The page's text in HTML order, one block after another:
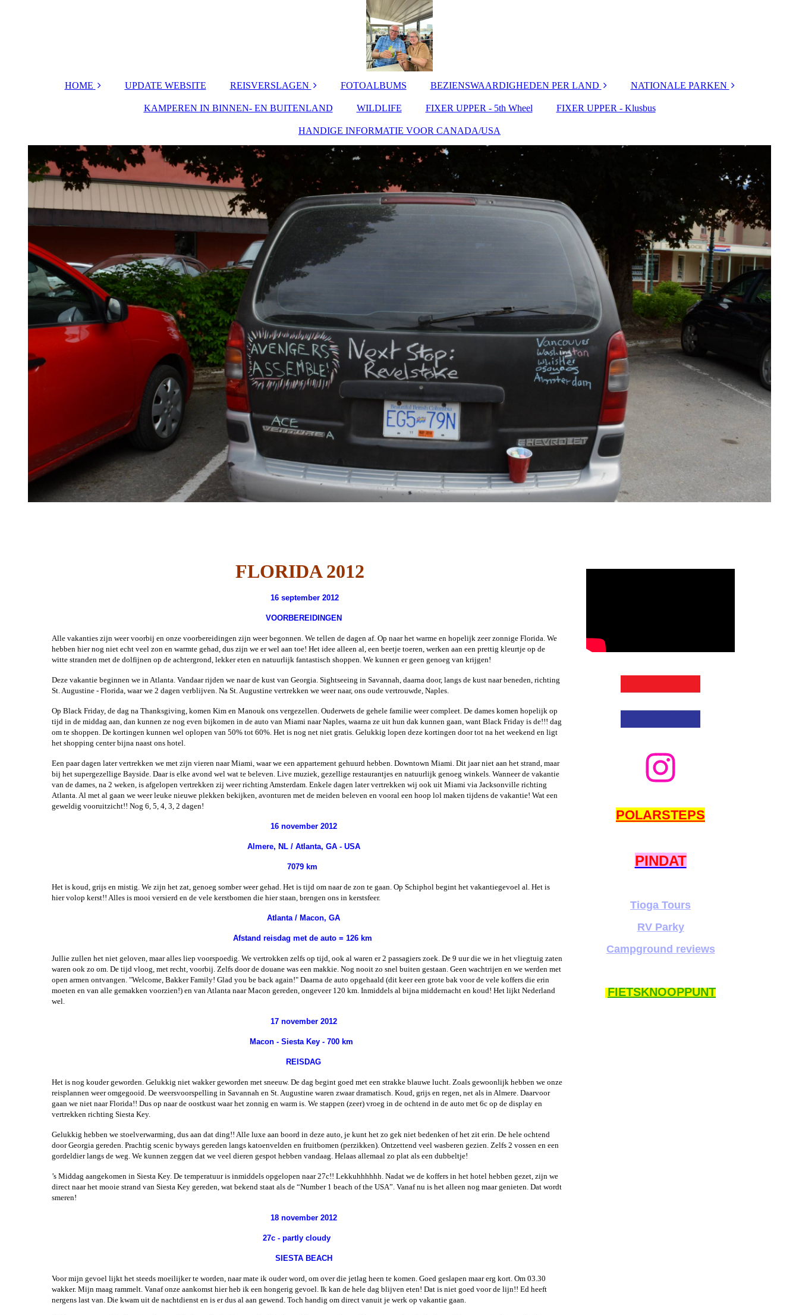
HOME
CONTACTFORMU
UPDATE WEBSITE REISVERSLAGEN
Canada/USA 2025
Middellanse Zee
Nederland 2024
Spanje- februari 2024
Canadian Rockies
2023
Kaapverdië
Portugal - augustus
2022
Rondreis Canadian
Rockies voorjaar
2022
Back to Canada
najaar 2021
Happy travelers go to
East Canada - may
2020
Back To Miami -
Januari 2020
British Columbia
Wild Wild West USA
2018
Fall 2017
Happy Travelers
Canadian Adventures
Mei 2016
Zuid Californië 2015
The oldies on route -
USA 2014
Florida 2013
West/Southwest +
National Parks USA
Western Caribean
Curacao 2010
FOTOALBUMS BEZIENSWAARDIGHEDEN PER LAND
CANADA
BEZIENSWAARDI
FRANKRIJK
BEZIENSWAARDI
NGHEDEN IN
NEDERLAND
NATIONALE PARKEN
N.P. CANADA
N.P. USA
KAMPEREN IN BINNEN- EN BUITENLAND WILDLIFE FIXER UPPER - 5th Wheel FIXER UPPER - Klusbus
HANDIGE INFORMATIE VOOR CANADA/USA
FLORIDA 2012
16 september 2012
VOORBEREIDINGEN
Alle vakanties zijn weer voorbij en onze voorbereidingen zijn weer begonnen. We tellen de dagen af. Op naar het warme en hopelijk zeer zonnige Florida. We
hebben hier nog niet echt veel zon en warmte gehad, dus zijn we er wel aan toe! Het idee alleen al, een beetje toeren, werken aan een prettig kleurtje op de
witte stranden met de dolfijnen op de achtergrond, lekker eten en natuurlijk fantastisch shoppen. We kunnen er geen genoeg van krijgen!
Deze vakantie beginnen we in Atlanta. Vandaar rijden we naar de kust van Georgia. Sightseeing in Savannah, daarna door, langs de kust naar beneden, richting
St. Augustine - Florida, waar we 2 dagen verblijven. Na St. Augustine vertrekken we weer naar, ons oude vertrouwde, Naples.
Op Black Friday, de dag na Thanksgiving, komen Kim en Manouk ons vergezellen. Ouderwets de gehele familie weer compleet. De dames komen hopelijk op
tijd in de middag aan, dan kunnen ze nog even bijkomen in de auto van Miami naar Naples, waarna ze uit hun dak kunnen gaan, want Black Friday is de!!! dag
om te shoppen. De kortingen kunnen wel oplopen van 50% tot 60%. Het is nog net niet gratis. Gelukkig lopen deze kortingen door tot na het weekend en ligt
het shopping center bijna naast ons hotel.
Een paar dagen later vertrekken we met zijn vieren naar Miami, waar we een appartement gehuurd hebben. Downtown Miami. Dit jaar niet aan het strand, maar
bij het supergezellige Bayside. Daar is elke avond wel wat te beleven. Live muziek, gezellige restaurantjes en natuurlijk genoeg winkels. Wanneer de vakantie
van de dames, na 2 weken, is afgelopen vertrekken zij weer richting Amsterdam. Enkele dagen later vertrekken wij ook uit Miami via Jacksonville richting
Atlanta. Al met al gaan we weer leuke nieuwe plekken bekijken, avonturen met de meiden beleven en vooral een hoop lol maken tijdens de vakantie! Wat een
geweldig vooruitzicht!! Nog 6, 5, 4, 3, 2 dagen!
16 november 2012
Almere, NL / Atlanta, GA - USA
7079 km
Het is koud, grijs en mistig. We zijn het zat, genoeg somber weer gehad. Het is tijd om naar de zon te gaan. Op Schiphol begint het vakantiegevoel al. Het is
hier volop kerst!! Alles is mooi versierd en de vele kerstbomen die hier staan, brengen ons in kerstsfeer.
Atlanta / Macon, GA
Afstand reisdag met de auto = 126 km
Jullie zullen het niet geloven, maar alles liep voorspoedig. We vertrokken zelfs op tijd, ook al waren er 2 passagiers zoek. De 9 uur die we in het vliegtuig zaten
waren ook zo om. De tijd vloog, met recht, voorbij. Zelfs door de douane was een makkie. Nog nooit zo snel buiten gestaan. Geen wachtrijen en we werden met
open armen ontvangen. "Welcome, Bakker Family! Glad you be back again!" Daarna de auto opgehaald (dit keer een grote bak voor de vele koffers die erin
moeten en van alle gemakken voorzien!) en van Atlanta naar Macon gereden, ongeveer 120 km. Inmiddels al bijna middernacht en koud! Het lijkt Nederland
wel.
17 november 2012
Macon - Siesta Key - 700 km
REISDAG
Het is nog kouder geworden. Gelukkig niet wakker geworden met sneeuw. De dag begint goed met een strakke blauwe lucht. Zoals gewoonlijk hebben we onze
reisplannen weer omgegooid. De weersvoorspelling in Savannah en St. Augustine waren zwaar dramatisch. Koud, grijs en regen, net als in Almere. Daarvoor
gaan we niet naar Florida!! Dus op naar de oostkust waar het zonnig en warm is. We stappen (zeer) vroeg in de ochtend in de auto met 6c op de display en
vertrekken richting Siesta Key.
Gelukkig hebben we stoelverwarming, dus aan dat ding!! Alle luxe aan boord in deze auto, je kunt het zo gek niet bedenken of het zit erin. De hele ochtend
door Georgia gereden. Prachtig scenic byways gereden langs katoenvelden en fruitbomen (perzikken). Ontzettend veel wasberen gezien. Zelfs 2 vossen en een
gordeldier langs de weg. We kunnen zeggen dat we veel dieren gespot hebben vandaag. Helaas allemaal zo plat als een dubbeltje!
’s Middag aangekomen in Siesta Key. De temperatuur is inmiddels opgelopen naar 27c!! Lekkuhhhhhh. Nadat we de koffers in het hotel hebben gezet, zijn we
direct naar het mooie strand van Siesta Key gereden, wat bekend staat als de “Number 1 beach of the USA”. Vanaf nu is het alleen nog maar genieten. Dat wordt
smeren!
18 november 2012
27c - partly cloudy
SIESTA BEACH
Voor mijn gevoel lijkt het steeds moeilijker te worden, naar mate ik ouder word, om over die jetlag heen te komen. Goed geslapen maar erg kort. Om 03.30
wakker. Mijn maag rammelt. Vanaf onze aankomst hier heb ik een hongerig gevoel. Ik kan de hele dag blijven eten! Dat is niet goed voor de lijn!! Ed heeft
nergens last van. Die kwam uit de nachtdienst en is er dus al aan gewend. Toch handig om direct vanuit je werk op vakantie gaan.
POLARSTEPS
PINDAT
Tioga Tours
RV Parky
Campground reviews
FIETSKNOOPPUNT